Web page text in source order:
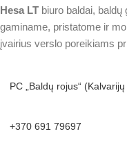
Hesa LT biuro baldai,
gaminame, pristatome ir
įvairius verslo poreikiams
PC „Baldų rojus“
+370 691 79697